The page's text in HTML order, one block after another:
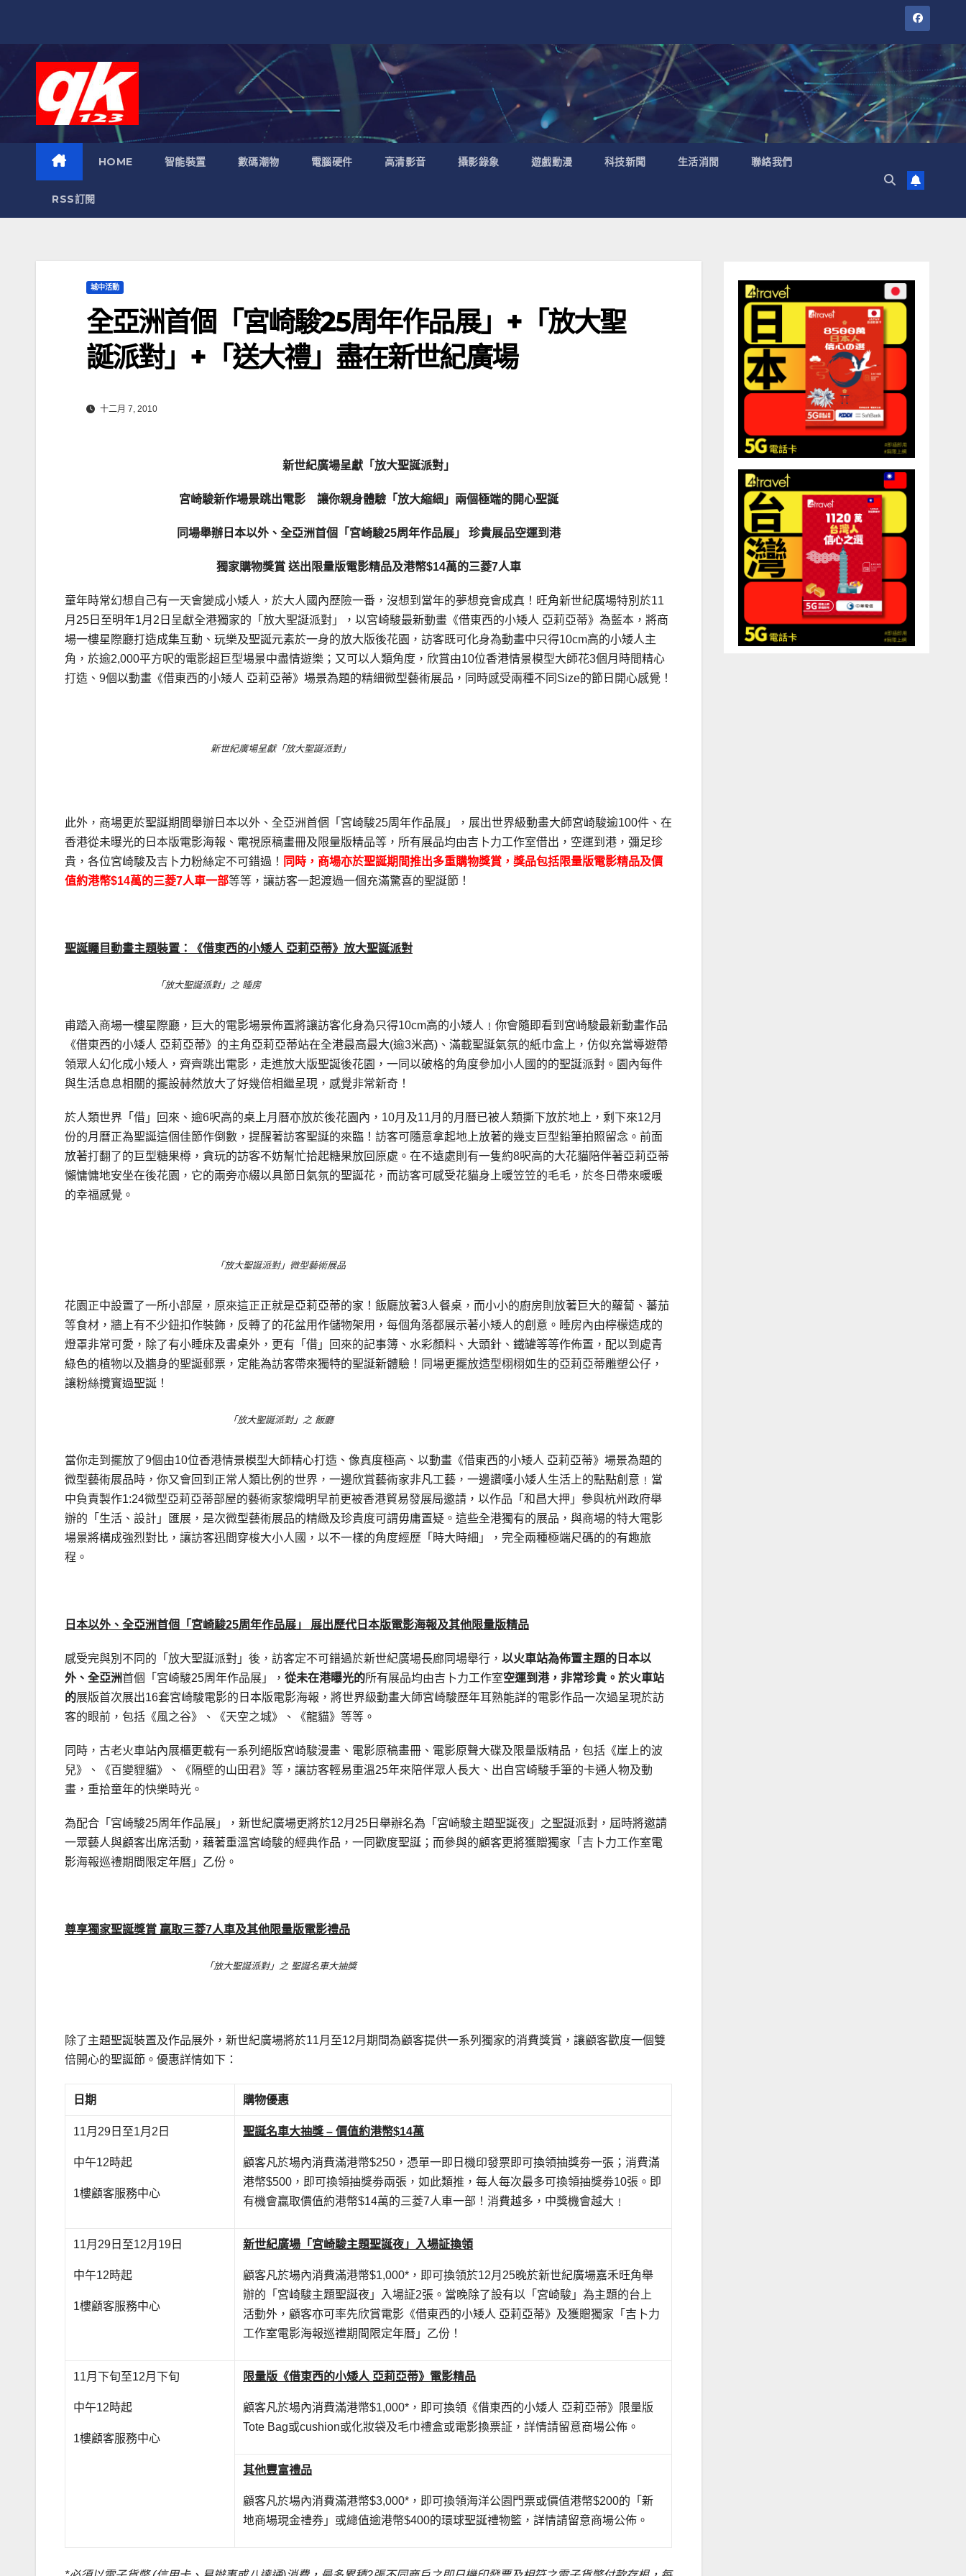
HOME 智能裝置 數碼潮物 電腦硬件 高清影音 攝影錄象 遊戲動漫 科技新聞 生活消閒 聯絡我們
RSS訂閱
城中活動
全亞洲首個「宮崎駿25周年作品展」+「放大聖
誕派對」+「送大禮」盡在新世紀廣場
十二月 7, 2010
新世紀廣場呈獻「放大聖誕派對」
宮崎駿新作場景跳出電影 讓你親身體驗「放大縮細」 兩個極端的開心聖誕
同場舉辦日本以外、全亞洲首個「宮崎駿25周年作品展」 珍貴展品空運到港
獨家購物獎賞 送出限量版電影精品及港幣$14萬的三菱7人車
童年時常幻想自己有一天會變成小矮人，於大人國內歷險一番，沒想到當年的夢想竟會成真！旺角新世紀廣場特別於11
月25日至明年1月2日呈獻全港獨家的「放大聖誕派對」，以宮崎駿最新動畫《借東西的小矮人 亞莉亞蒂》為藍本，將商
場一樓星際廳打造成集互動、玩樂及聖誕元素於一身的放大版後花園，訪客既可化身為動畫中只得10cm高的小矮人主
角，於逾2,000平方呎的電影超巨型場景中盡情遊樂；又可以人類角度，欣賞由10位香港情景模型大師花3個月時間精心
打造、9個以動畫《借東西的小矮人 亞莉亞蒂》場景為題的精細微型藝術展品，同時感受兩種不同Size的節日開心感覺！
新世紀廣場呈獻「放大聖誕派對」
此外，商場更於聖誕期間舉辦日本以外、全亞洲首個「宮崎駿25周年作品展」，展出世界級動畫大師宮崎駿逾100件、在
香港從未曝光的日本版電影海報、電視原稿畫冊及限量版精品等，所有展品均由吉卜力工作室借出，空運到港，彌足珍
貴，各位宮崎駿及吉卜力粉絲定不可錯過！ 同時，商場亦於聖誕期間推出多重購物獎賞，獎品包括限量版電影精品及價
值約港幣$14萬的三菱7人車一部等等，讓訪客一起渡過一個充滿驚喜的聖誕節！
聖誕矚目動畫主題裝置：《借東西的小矮人 亞莉亞蒂》放大聖誕派對
「放大聖誕派對」之 睡房
甫踏入商場一樓星際廳，巨大的電影場景佈置將讓訪客化身為只得10cm高的小矮人﹗你會隨即看到宮崎駿最新動畫作品
《借東西的小矮人 亞莉亞蒂》的主角亞莉亞蒂站在全港最高最大(逾3米高)、滿載聖誕氣氛的紙巾盒上，仿似充當導遊帶
領眾人幻化成小矮人，齊齊跳出電影，走進放大版聖誕後花園，一同以破格的角度參加小人國的的聖誕派對。園內每件
與生活息息相關的擺設赫然放大了好幾倍相繼呈現，感覺非常新奇！
於人類世界「借」回來、逾6呎高的桌上月曆亦放於後花園內，10月及11月的月曆已被人類撕下放於地上，剩下來12月
份的月曆正為聖誕這個佳節作倒數，提醒著訪客聖誕的來臨！訪客可隨意拿起地上放著的幾支巨型鉛筆拍照留念。前面
放著打翻了的巨型糖果樽，貪玩的訪客不妨幫忙拾起糖果放回原處。在不遠處則有一隻約8呎高的大花貓陪伴著亞莉亞蒂
懶慵慵地安坐在後花園，它的兩旁亦綴以具節日氣氛的聖誕花，而訪客可感受花貓身上暖笠笠的毛毛，於冬日帶來暖暖
的幸福感覺。
「放大聖誕派對」微型藝術展品
花園正中設置了一所小部屋，原來這正正就是亞莉亞蒂的家！飯廳放著3人餐桌，而小小的廚房則放著巨大的蘿蔔、蕃茄
等食材，牆上有不少鈕扣作裝飾，反轉了的花盆用作儲物架用，每個角落都展示著小矮人的創意。睡房內由檸檬造成的
燈罩非常可愛，除了有小睡床及書桌外，更有「借」回來的記事簿、水彩顏料、大頭針、鐵罐等等作佈置，配以到處青
綠色的植物以及牆身的聖誕郵票，定能為訪客帶來獨特的聖誕新體驗！同場更擺放造型栩栩如生的亞莉亞蒂雕塑公仔，
讓粉絲攬實過聖誕！
「放大聖誕派對」之 飯廳
當你走到擺放了9個由10位香港情景模型大師精心打造、像真度極高、以動畫《借東西的小矮人 亞莉亞蒂》場景為題的
微型藝術展品時，你又會回到正常人類比例的世界，一邊欣賞藝術家非凡工藝，一邊讚嘆小矮人生活上的點點創意﹗當
中負責製作1:24微型亞莉亞蒂部屋的藝術家黎熾明早前更被香港貿易發展局邀請，以作品「和昌大押」參與杭州政府舉
辦的「生活、設計」匯展，是次微型藝術展品的精緻及珍貴度可謂毋庸置疑。這些全港獨有的展品，與商場的特大電影
場景將構成強烈對比，讓訪客迅間穿梭大小人國，以不一樣的角度經歷「時大時細」，完全兩種極端尺碼的的有趣旅
程。
日本以外、全亞洲首個「 宮崎駿25周年作品展」 展出歷代日本版電影海報及其他限量版精品
感受完與別不同的「放大聖誕派對」後，訪客定不可錯過於新世紀廣場長廊同場舉行， 以火車站為佈置主題的日本以
外、全亞洲首個「宮崎駿25周年作品展」， 從未在港曝光的所有展品均由吉卜力工作室空運到港，非常珍貴。於火車站
的展版首次展出16套宮崎駿電影的日本版電影海報，將世界級動畫大師宮崎駿歷年耳熟能詳的電影作品一次過呈現於訪
客的眼前，包括《風之谷》、《天空之城》、《龍貓》等等。
同時，古老火車站內展櫃更載有一系列絕版宮崎駿漫畫、電影原稿畫冊、電影原聲大碟及限量版精品，包括《崖上的波
兒》、《百變貍貓》、《隔壁的山田君》等，讓訪客輕易重溫25年來陪伴眾人長大、出自宮崎駿手筆的卡通人物及動
畫，重拾童年的快樂時光。
為配合「宮崎駿25周年作品展」，新世紀廣場更將於12月25日舉辦名為「宮崎駿主題聖誕夜」之聖誕派對，屆時將邀請
一眾藝人與顧客出席活動，藉著重溫宮崎駿的經典作品，一同歡度聖誕；而參與的顧客更將獲贈獨家「吉卜力工作室電
影海報巡禮期間限定年曆」乙份。
尊享獨家聖誕獎賞 贏取三菱7人車及其他限量版電影禮品
「放大聖誕派對」之 聖誕名車大抽獎
除了主題聖誕裝置及作品展外，新世紀廣場將於11月至12月期間為顧客提供一系列獨家的消費獎賞，讓顧客歡度一個雙
倍開心的聖誕節。優惠詳情如下：
日期 購物優惠
11月29日至1月2日
中午12時起
1樓顧客服務中心
聖誕名車大抽獎 –價值約港幣$14萬
顧客凡於場內消費滿港幣$250，憑單一即日機印發票即可換領抽獎劵一張；消費滿
港幣$500，即可換領抽獎劵兩張，如此類推，每人每次最多可換領抽獎劵10張。即
有機會贏取價值約港幣$14萬的三菱7人車一部！消費越多，中獎機會越大﹗
11月29日至12月19日
中午12時起
1樓顧客服務中心
新世紀廣場「宮崎駿主題聖誕夜」入場証換領
顧客凡於場內消費滿港幣$1,000*，即可換領於12月25晚於新世紀廣場嘉禾旺角舉
辦的「宮崎駿主題聖誕夜」入場証2張。當晚除了設有以「宮崎駿」為主題的台上
活動外，顧客亦可率先欣賞電影《借東西的小矮人 亞莉亞蒂》及獲贈獨家「吉卜力
工作室電影海報巡禮期間限定年曆」乙份！
11月下旬至12月下旬
中午12時起
1樓顧客服務中心
限量版《借東西的小矮人 亞莉亞蒂》 電影精品
顧客凡於場內消費滿港幣$1,000*，即可換領《借東西的小矮人 亞莉亞蒂》限量版
Tote Bag或cushion或化妝袋及毛巾禮盒或電影換票証，詳情請留意商場公佈。
其他豐富禮品
顧客凡於場內消費滿港幣$3,000*，即可換領海洋公園門票或價值港幣$200的「新
地商場現金禮券」或總值逾港幣$400的環球聖誕禮物籃，詳情請留意商場公佈。